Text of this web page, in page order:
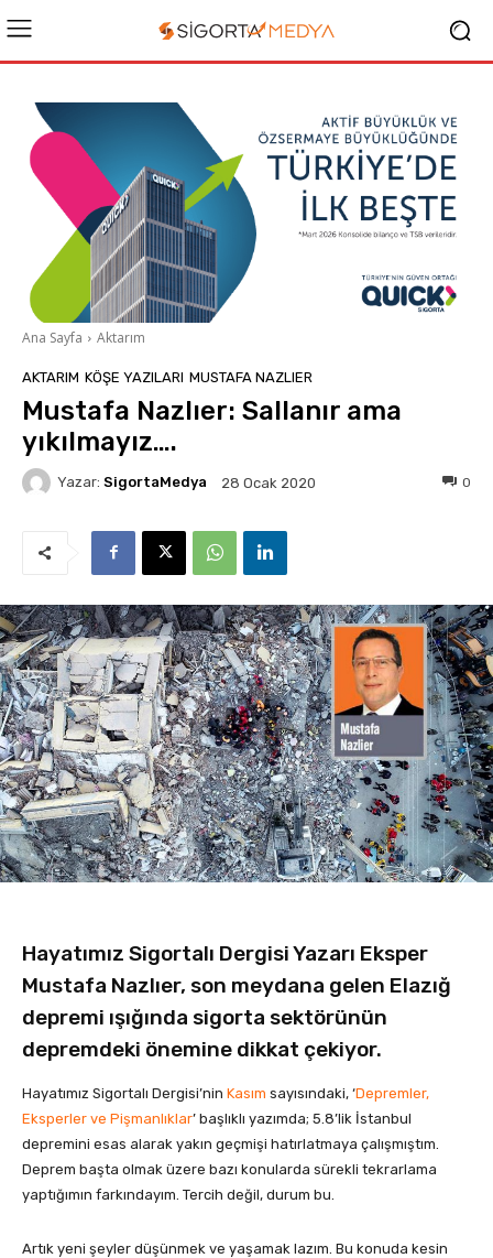
Ana Sayfa Aktarım
AKTARIM KÖŞE YAZILARI MUSTAFA NAZLIER
Mustafa Nazlıer: Sallanır ama
yıkılmayız….
Yazar: SigortaMedya 28 Ocak 2020 0
Hayatımız Sigortalı Dergisi Yazarı Eksper
Mustafa Nazlıer, son meydana gelen Elazığ
depremi ışığında sigorta sektörünün
depremdeki önemine dikkat çekiyor.
Hayatımız Sigortalı Dergisi’nin Kasım sayısındaki, ‘Depremler,
Eksperler ve Pişmanlıklar’ başlıklı yazımda; 5.8’lik İstanbul
depremini esas alarak yakın geçmişi hatırlatmaya çalışmıştım.
Deprem başta olmak üzere bazı konularda sürekli tekrarlama
yaptığımın farkındayım. Tercih değil, durum bu.
Artık yeni şeyler düşünmek ve yaşamak lazım. Bu konuda kesin